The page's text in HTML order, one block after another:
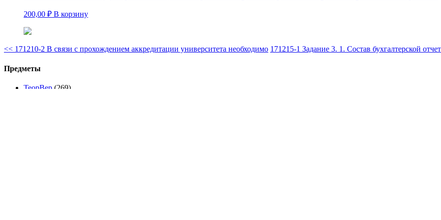
200,00 ₽ В корзину
<< 171210-2 В связи с прохождением аккредитации университета необходимо 171215-1 Задание 3. 1. Состав бухгалтерской
Предметы
ТеорВер (269)